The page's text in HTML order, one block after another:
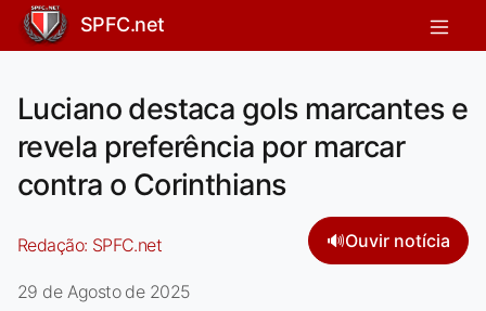
SPFC.net
Luciano destaca gols marcantes e
revela preferência por marcar
contra o Corinthians
Redação: SPFC.net 🔊Ouvir notícia
29 de Agosto de 2025